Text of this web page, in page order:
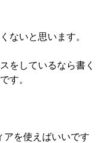
ないと思います。
をしているなら書く
す。
アを使えばいいです